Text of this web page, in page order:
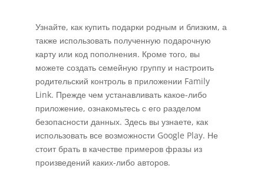
Узнайте, как купить подарки родным и близким, а
также использовать полученную подарочную
карту или код пополнения. Кроме того, вы
можете создать семейную группу и настроить
родительский контроль в приложении Family
Link. Прежде чем устанавливать какое-либо
приложение, ознакомьтесь с его разделом
безопасности данных. Здесь вы узнаете, как
использовать все возможности Google Play. Не
стоит брать в качестве примеров фразы из
произведений каких-либо авторов.